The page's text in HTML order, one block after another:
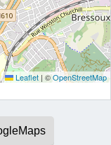
Leaflet | ©OpenStreetMap